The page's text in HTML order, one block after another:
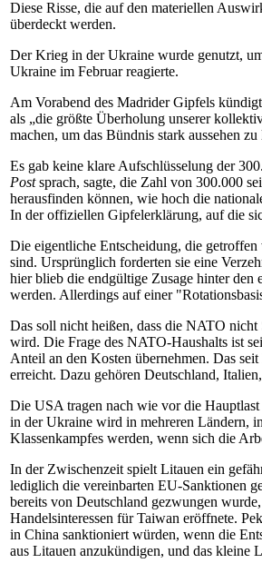
Diese Risse, die auf den materiellen
überdeckt werden.
Der Krieg in der Ukraine wurde genutzt,
Ukraine im Februar reagierte.
Am Vorabend des Madrider Gipfels
als „die größte Überholung unserer
machen, um das Bündnis stark aussehen
Es gab keine klare Aufschlüsselung der
Postsprach, sagte, die Zahl von 300.000
herausfinden können, wie hoch die
In der offiziellen Gipfelerklärung, auf die
Die eigentliche Entscheidung, die
sind. Ursprünglich forderten sie eine
hier blieb die endgültige Zusage hinter
werden. Allerdings auf einer
Das soll nicht heißen, dass die NATO
wird. Die Frage des NATO-Haushalts ist
Anteil an den Kosten übernehmen. Das
erreicht. Dazu gehören Deutschland,
Die USA tragen nach wie vor die
in der Ukraine wird in mehreren Ländern,
Klassenkampfes werden, wenn sich die
In der Zwischenzeit spielt Litauen ein
lediglich die vereinbarten EU-Sanktionen
bereits von Deutschland gezwungen
Handelsinteressen für Taiwan eröffnete.
in China sanktioniert würden, wenn die
aus Litauen anzukündigen, und das kleine